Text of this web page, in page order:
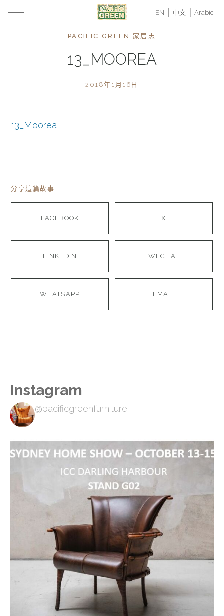
EN 中文 Arabic
PACIFIC GREEN 家居志
13_MOOREA
2018年1月16日
13_Moorea
分享這篇故事
FACEBOOK X
LINKEDIN WECHAT
WHATSAPP EMAIL
Instagram
@pacificgreenfurniture